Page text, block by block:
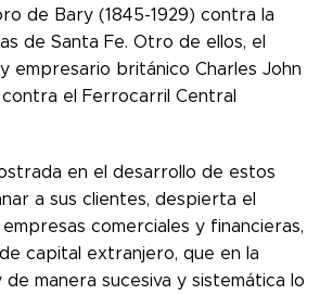
de Bary (1845-1929) contra la
de Santa Fe. Otro de ellos, el
empresario británico Charles John
contra el Ferrocarril Central
en el desarrollo de estos
a sus clientes, despierta el
comerciales y financieras,
capital extranjero, que en la
manera sucesiva y sistemática lo